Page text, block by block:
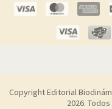
Copyright Editorial
2026.